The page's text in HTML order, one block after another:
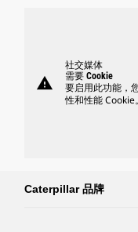
warning
社交媒体
需要 Cookie
要启用此功能，
性和性能 Cookie。
Caterpillar 品牌